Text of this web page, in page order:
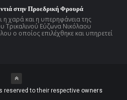
στην Προεδρική Φρουρά
η χαρά και η υπερηφάνεια της
Τρικαλινού Εύζωνα Νικόλαου
ο οποίος επιλέχθηκε και υπηρετεί
reserved to their respective owners